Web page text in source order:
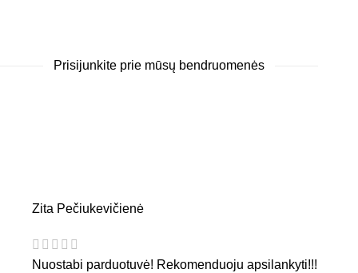
Prisijunkite prie mūsų bendruomenės
Zita Pečiukevičienė
Nuostabi parduotuvė! Rekomenduoju apsilankyti!!!